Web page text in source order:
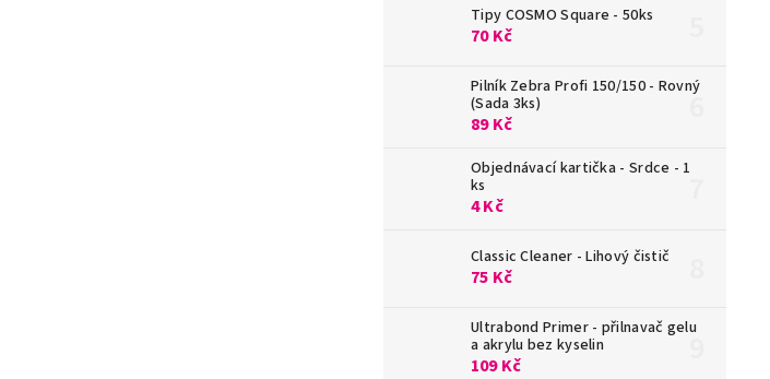
Tipy COSMO Square - 50ks
70 Kč
Pilník Zebra Profi 150/150 - Rovný
(Sada 3ks)
89 Kč
Objednávací kartička - Srdce - 1
ks
4 Kč
Classic Cleaner - Lihový čistič
75 Kč
Ultrabond Primer - přilnavač gelu
a akrylu bez kyselin
109 Kč